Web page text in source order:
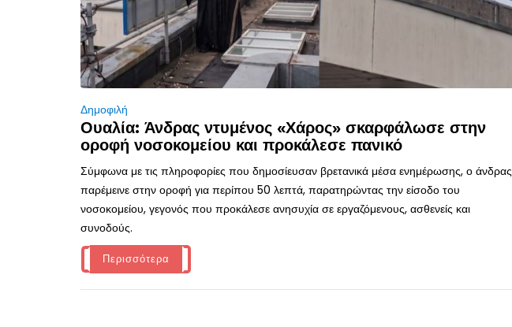
Δημοφιλή
Ουαλία: Άνδρας ντυμένος «Χάρος» σκαρφάλωσε στην
οροφή νοσοκομείου και προκάλεσε πανικό
Σύμφωνα με τις πληροφορίες που δημοσίευσαν βρετανικά μέσα ενημέρωσης, ο άνδρας
παρέμεινε στην οροφή για περίπου 50 λεπτά, παρατηρώντας την είσοδο του
νοσοκομείου, γεγονός που προκάλεσε ανησυχία σε εργαζόμενους, ασθενείς και
συνοδούς.
Περισσότερα